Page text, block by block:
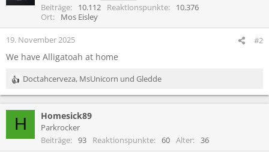
Beiträge 10.112 Reaktionspunkte
10.376
Ort
Mos Eisley
19. November 2025 #2
We have Alligatoah at home
R
e
i
Doctahcerveza, MsUnicorn und Gledde
H Homesick89
Parkrocker
Beiträge
93 Reaktionspunkte 60 Alter 36